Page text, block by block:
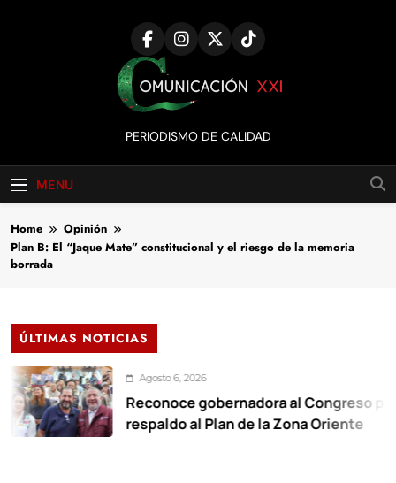
Comunicación
XXI
PERIODISMO DE CALIDAD
MENU
Home
Opinión
Plan B: El “Jaque Mate” constitucional y el riesgo de la memoria
borrada
ÚLTIMAS NOTICIAS
Agosto 6, 2026
Reconoce gobernadora al Congreso por
respaldo al Plan de la Zona Oriente